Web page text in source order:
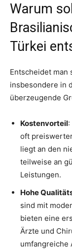
Warum
Türkei
Entscheidet man
insbesondere in
überzeugende
Kostenvorteil
oft
liegt an den
teilweise an
Leistungen.
Hohe
sind mit
bieten eine
Ärzte und
umfangreiche